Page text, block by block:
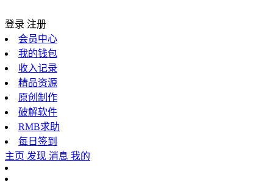
登录 注册
会员中心
我的钱包
收入记录
精品资源
原创制作
破解软件
RMB求助
每日签到
主页 发现 消息 我的